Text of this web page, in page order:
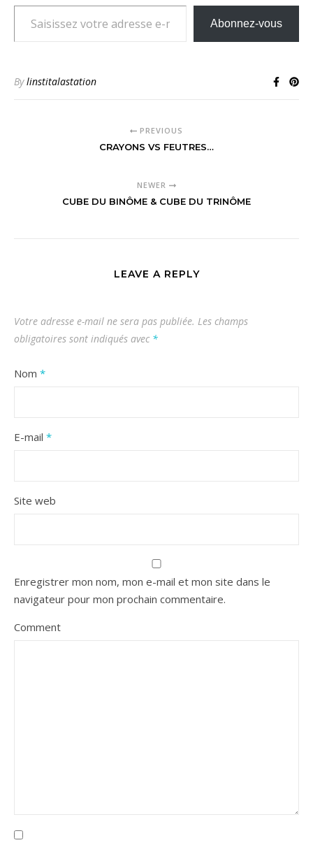
Saisissez votre adresse e-mail…
Abonnez-vous
Bylinstitalastation
PREVIOUS
CRAYONS VS FEUTRES…
NEWER
CUBE DU BINÔME & CUBE DU TRINÔME
LEAVE A REPLY
Votre adresse e-mail ne sera pas publiée. Les champs
obligatoires sont indiqués avec *
Nom *
E-mail *
Site web
Enregistrer mon nom, mon e-mail et mon site dans le
navigateur pour mon prochain commentaire.
Comment